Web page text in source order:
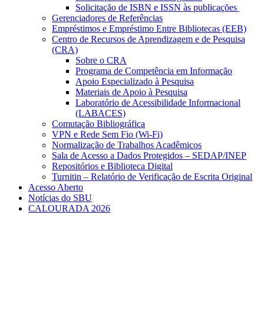
Solicitação de ISBN e ISSN às publicações
Gerenciadores de Referências
Empréstimos e Empréstimo Entre Bibliotecas (EEB)
Centro de Recursos de Aprendizagem e de Pesquisa
(CRA)
Sobre o CRA
Programa de Competência em Informação
Apoio Especializado à Pesquisa
Materiais de Apoio à Pesquisa
Laboratório de Acessibilidade Informacional
(LABACES)
Comutação Bibliográfica
VPN e Rede Sem Fio (Wi-Fi)
Normalização de Trabalhos Acadêmicos
Sala de Acesso a Dados Protegidos – SEDAP/INEP
Repositórios e Biblioteca Digital
Turnitin – Relatório de Verificação de Escrita Original
Acesso Aberto
Notícias do SBU
CALOURADA 2026